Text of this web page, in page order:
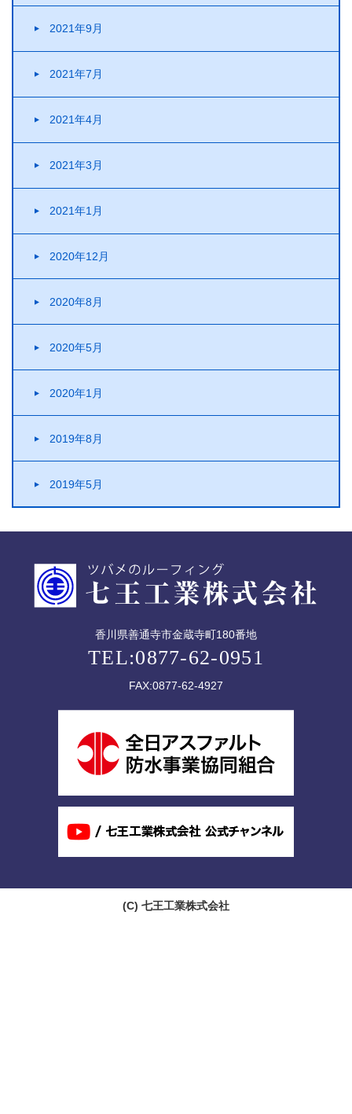
2021年9月
2021年7月
2021年4月
2021年3月
2021年1月
2020年12月
2020年8月
2020年5月
2020年1月
2019年8月
2019年5月
香川県善通寺市金蔵寺町180番地
TEL:0877-62-0951
FAX:0877-62-4927
(C) 七王工業株式会社